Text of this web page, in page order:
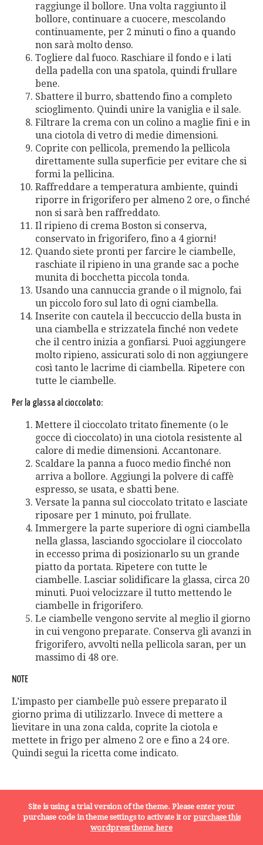
raggiunge il bollore. Una volta raggiunto il
bollore, continuare a cuocere, mescolando
continuamente, per 2 minuti o fino a quando
non sarà molto denso.
Togliere dal fuoco. Raschiare il fondo e i lati
della padella con una spatola, quindi frullare
bene.
Sbattere il burro, sbattendo fino a completo
scioglimento. Quindi unire la vaniglia e il sale.
Filtrare la crema con un colino a maglie fini e in
una ciotola di vetro di medie dimensioni.
Coprite con pellicola, premendo la pellicola
direttamente sulla superficie per evitare che si
formi la pellicina.
Raffreddare a temperatura ambiente, quindi
riporre in frigorifero per almeno 2 ore, o finché
non si sarà ben raffreddato.
Il ripieno di crema Boston si conserva,
conservato in frigorifero, fino a 4 giorni!
Quando siete pronti per farcire le ciambelle,
raschiate il ripieno in una grande sac a poche
munita di bocchetta piccola tonda.
Usando una cannuccia grande o il mignolo, fai
un piccolo foro sul lato di ogni ciambella.
Inserite con cautela il beccuccio della busta in
una ciambella e strizzatela finché non vedete
che il centro inizia a gonfiarsi. Puoi aggiungere
molto ripieno, assicurati solo di non aggiungere
così tanto le lacrime di ciambella. Ripetere con
tutte le ciambelle.
Per la glassa al cioccolato:
Mettere il cioccolato tritato finemente (o le
gocce di cioccolato) in una ciotola resistente al
calore di medie dimensioni. Accantonare.
Scaldare la panna a fuoco medio finché non
arriva a bollore. Aggiungi la polvere di caffè
espresso, se usata, e sbatti bene.
Versate la panna sul cioccolato tritato e lasciate
riposare per 1 minuto, poi frullate.
Immergere la parte superiore di ogni ciambella
nella glassa, lasciando sgocciolare il cioccolato
in eccesso prima di posizionarlo su un grande
piatto da portata. Ripetere con tutte le
ciambelle. Lasciar solidificare la glassa, circa 20
minuti. Puoi velocizzare il tutto mettendo le
ciambelle in frigorifero.
Le ciambelle vengono servite al meglio il giorno
in cui vengono preparate. Conserva gli avanzi in
frigorifero, avvolti nella pellicola saran, per un
massimo di 48 ore.
NOTE
L’impasto per ciambelle può essere preparato il
giorno prima di utilizzarlo. Invece di mettere a
lievitare in una zona calda, coprite la ciotola e
mettete in frigo per almeno 2 ore e fino a 24 ore.
Quindi segui la ricetta come indicato.
POTREBBE INTERESSARTI
Site is using a trial version of the theme. Please enter your
purchase code in theme settings to activate it or purchase this
wordpress theme here